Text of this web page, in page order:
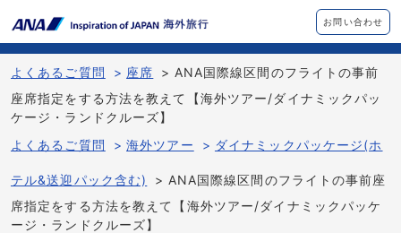
お問い合わせ
よくあるご質問 > 座席 > ANA国際線区間のフライトの事前
座席指定をする方法を教えて【海外ツアー/ダイナミックパッ
ケージ・ランドクルーズ】
よくあるご質問
> 海外ツアー > ダイナミックパッケージ(ホ
テル&送迎パック含む) > ANA国際線区間のフライトの事前座
席指定をする方法を教えて【海外ツアー/ダイナミックパッケ
ージ・ランドクルーズ】